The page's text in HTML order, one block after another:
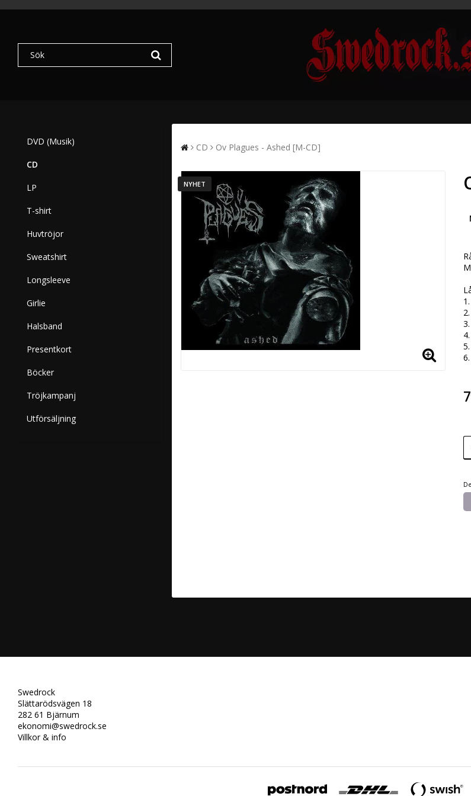
DVD (Musik)
CD
LP
T-shirt
Huvtröjor
Sweatshirt
Longsleeve
Girlie
Halsband
Presentkort
Böcker
Tröjkampanj
Utförsäljning
CD Ov Plagues - Ashed [M-CD]
NYHET
Swedrock
Slättarödsvägen 18
282 61 Bjärnum
ekonomi@swedrock.se
Villkor & info